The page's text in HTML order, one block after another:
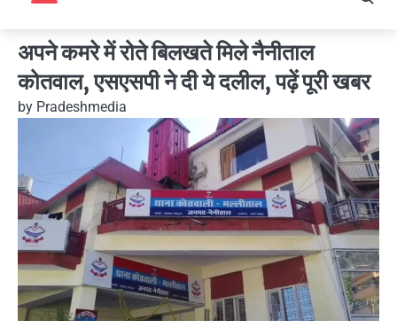
अपने कमरे में रोते बिलखते मिले नैनीताल
कोतवाल, एसएसपी ने दी ये दलील, पढ़ें पूरी खबर
by Pradeshmedia